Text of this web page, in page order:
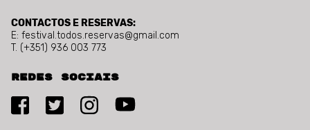
CONTACTOS E RESERVAS:
E: festival.todos.reservas@gmail.com
T. (+351) 936 003 773
Redes sociais